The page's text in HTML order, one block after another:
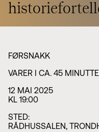
12 MAI 2025
KL 19:00
FØRSNAKK
VARER I CA. 45
STED:
RÅDHUSSALEN,